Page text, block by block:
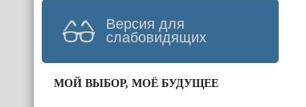
Версия для
слабовидящих
МОЙ ВЫБОР, МОЁ БУДУЩЕЕ